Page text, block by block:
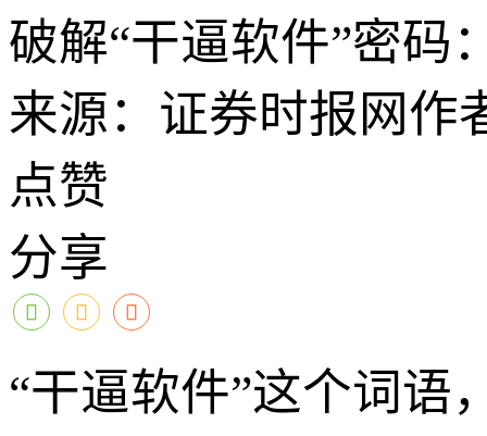
破解“干逼软件”密码
来源：证券时报网作
点赞
分享
“干逼软件”这个词语